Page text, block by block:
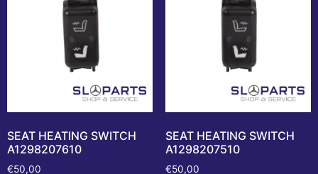
SEAT HEATING SWITCH
A1298207610
€50,00
SEAT HEATING SWITCH
A1298207510
€50,00